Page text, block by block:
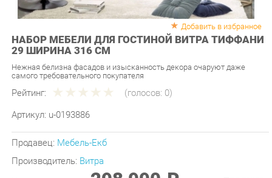
Добавить в избранное
НАБОР МЕБЕЛИ ДЛЯ ГОСТИНОЙ ВИТРА ТИФФАНИ
29 ШИРИНА 316 СМ
Нежная белизна фасадов и изысканность декора очаруют даже
Рейтинг: (голосов:
Артикул: u-0193886
Производитель:Витра
Последняя цена: 298 990 ₽